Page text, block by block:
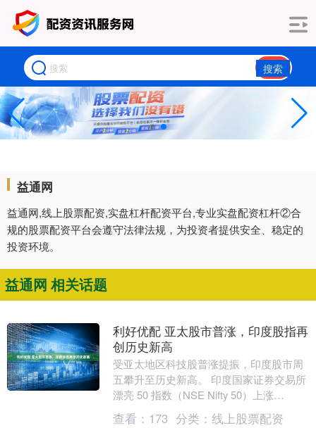
搜索
益通网
益通网,线上股票配资,实盘杠杆配资平台,专业实盘配资杠杆②合
规的股票配资平台会遵守法律法规，为投资者提供安全、稳定的
投资环境。
益通网 相关话题
利好优配 亚太股市普涨，印度股指再
创历史新高
受亚太地区科技股普涨提振，印度股市周
五攀升至历史新高。 印度国家证券交易所
漂亮 50 指数（NSE Nifty 50）上涨
0.7%，收于 26328.55 点....
查看： 173 分类： 线上股票配资